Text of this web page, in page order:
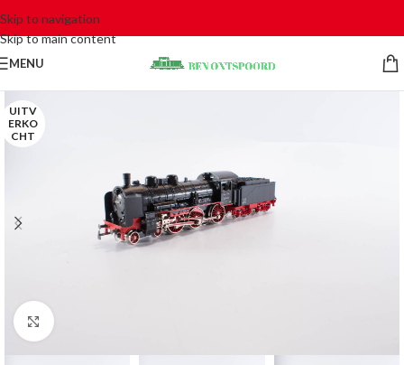
Skip to navigation
Skip to main content
MENU
UITV
ERKO
CHT
Click to enlarge